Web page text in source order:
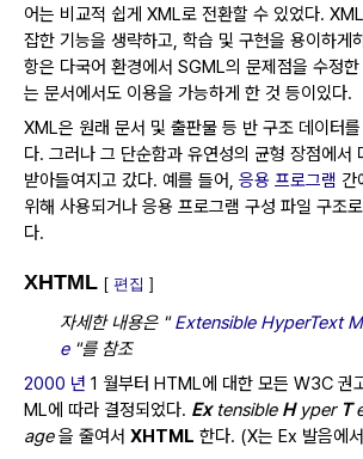
어는 비교적 쉽게 XML로 전환할 수 있었다.
잡한 기능을 생략하고, 학습 및 구현을 용이하게
항은 다국어 환경에서 SGML의 문제점을 수정
는 문서에서도 이용을 가능하게 한 것 등이있다.
XML은 원래 문서 및 출판물 등 반 구조 데이터를
다. 그러나 그 단순함과 유연성의 균형 장점에서
받아들여지고 갔다. 예를 들어, 응용 프로그램 간
위해 사용되거나 응용 프로그램 구성 파일 구조
다.
XHTML [ 편집 ]
자세한 내용은 "Extensible HyperText
e"를 참조
2000 년 1 월부터 HTML에 대한 모든 W3C 권
ML에 따라 결정되었다. Extensible Hyper T
age을 줄여서 XHTML 한다. (X는 Ex 발음에